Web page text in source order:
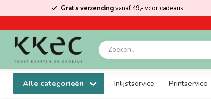
Gratis verzendingvanaf 49,- voor cadeaus
Alle categorieën Inlijstservice Printservice